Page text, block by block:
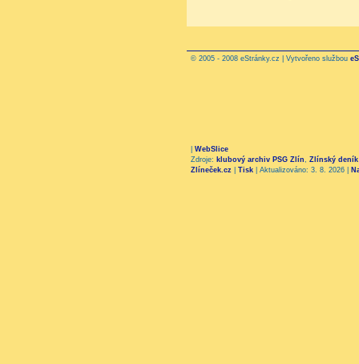
© 2005 - 2008 eStránky.cz | Vytvořeno službou
WebSlice
Zdroje: klubový archiv PSG Zlín, Zlínský deník
Zlíneček.cz
Tisk Aktualizováno: 3. 8. 2026